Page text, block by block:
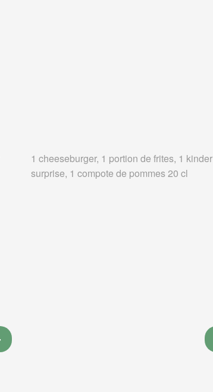
1 cheeseburger, 1 portion de frites, 1 kinder
surprise, 1 compote de pommes 20 cl